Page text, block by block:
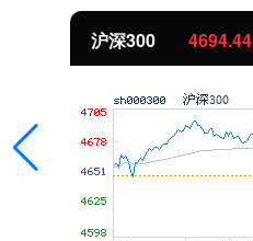
沪深300 4694.44